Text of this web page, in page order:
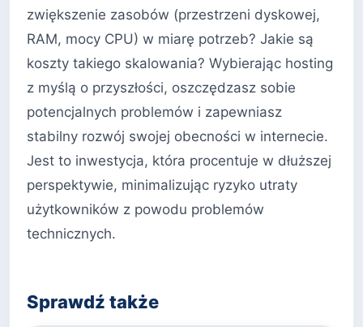
zwiększenie zasobów (przestrzeni dyskowej,
RAM, mocy CPU) w miarę potrzeb? Jakie są
koszty takiego skalowania? Wybierając hosting
z myślą o przyszłości, oszczędzasz sobie
potencjalnych problemów i zapewniasz
stabilny rozwój swojej obecności w internecie.
Jest to inwestycja, która procentuje w dłuższej
perspektywie, minimalizując ryzyko utraty
użytkowników z powodu problemów
technicznych.
Sprawdź także